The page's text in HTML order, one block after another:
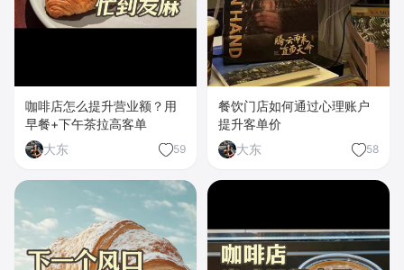
咖啡店怎么提升营业额？用
早餐+下午茶拉高客单
大东
59
餐饮门店如何通过心理账户
提升客单价
大东
58